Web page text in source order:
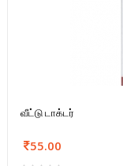
வீட்டு டாக்டர்
55.00